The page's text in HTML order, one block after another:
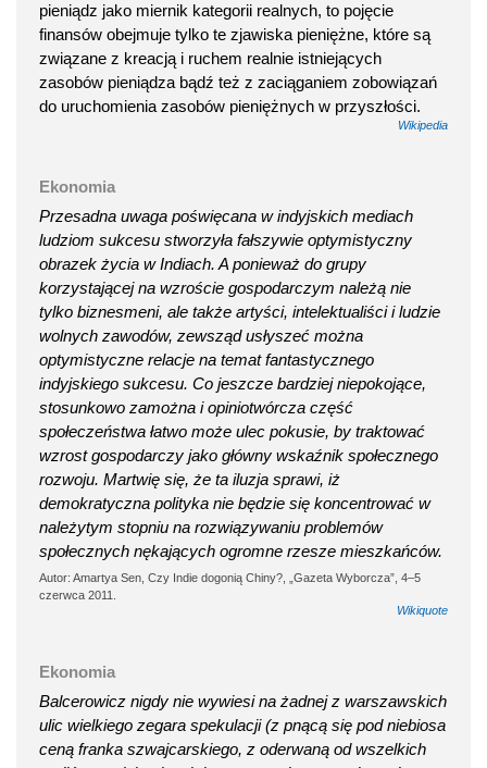
pieniądz jako miernik kategorii realnych, to pojęcie
finansów obejmuje tylko te zjawiska pieniężne, które są
związane z kreacją i ruchem realnie istniejących
zasobów pieniądza bądź też z zaciąganiem zobowiązań
do uruchomienia zasobów pieniężnych w przyszłości.
Wikipedia
Ekonomia
Przesadna uwaga poświęcana w indyjskich mediach
ludziom sukcesu stworzyła fałszywie optymistyczny
obrazek życia w Indiach. A ponieważ do grupy
korzystającej na wzroście gospodarczym należą nie
tylko biznesmeni, ale także artyści, intelektualiści i ludzie
wolnych zawodów, zewsząd usłyszeć można
optymistyczne relacje na temat fantastycznego
indyjskiego sukcesu. Co jeszcze bardziej niepokojące,
stosunkowo zamożna i opiniotwórcza część
społeczeństwa łatwo może ulec pokusie, by traktować
wzrost gospodarczy jako główny wskaźnik społecznego
rozwoju. Martwię się, że ta iluzja sprawi, iż
demokratyczna polityka nie będzie się koncentrować w
należytym stopniu na rozwiązywaniu problemów
społecznych nękających ogromne rzesze mieszkańców.
Autor: Amartya Sen, Czy Indie dogonią Chiny?, „Gazeta Wyborcza”, 4–5
czerwca 2011.
Wikiquote
Ekonomia
Balcerowicz nigdy nie wywiesi na żadnej z warszawskich
ulic wielkiego zegara spekulacji (z pnącą się pod niebiosa
ceną franka szwajcarskiego, z oderwaną od wszelkich